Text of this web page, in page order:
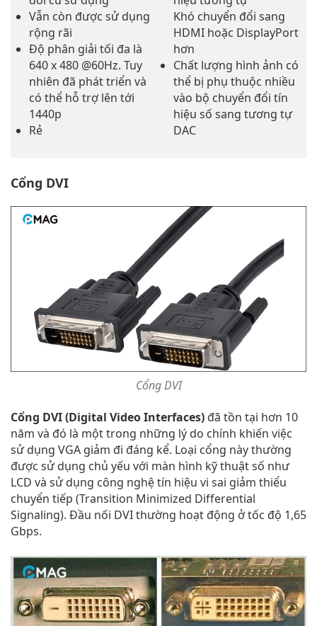
Vẫn còn được sử dụng
rộng rãi
Độ phân giải tối đa là
640 x 480 @60Hz. Tuy
nhiên đã phát triển và
có thể hỗ trợ lên tới
1440p
Rẻ
Khó chuyển đổi sang
HDMI hoặc DisplayPort
hơn
Chất lượng hình ảnh có
thể bị phụ thuộc nhiều
vào bộ chuyển đổi tín
hiệu số sang tương tự
DAC
Cổng DVI
Cổng DVI
Cổng DVI (Digital Video Interfaces) đã tồn tại hơn 10
năm và đó là một trong những lý do chính khiến việc
sử dụng VGA giảm đi đáng kể. Loại cổng này thường
được sử dụng chủ yếu với màn hình kỹ thuật số như
LCD và sử dụng công nghệ tín hiệu vi sai giảm thiểu
chuyển tiếp (Transition Minimized Differential
Signaling). Đầu nối DVI thường hoạt động ở tốc độ 1,65
Gbps.